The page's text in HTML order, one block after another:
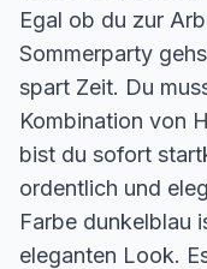
Egal ob du zur
Sommerparty
spart Zeit. Du
Kombination von
bist du sofort
ordentlich und
Farbe dunkelblau
eleganten Look.